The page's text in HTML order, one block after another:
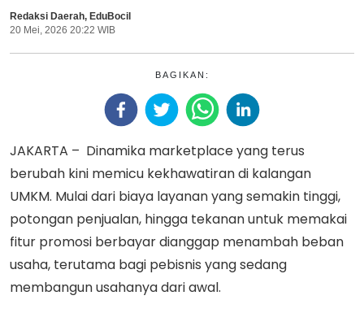
Redaksi Daerah, EduBocil
20 Mei, 2026 20:22 WIB
BAGIKAN:
JAKARTA – Dinamika marketplace yang terus
berubah kini memicu kekhawatiran di kalangan
UMKM. Mulai dari biaya layanan yang semakin tinggi,
potongan penjualan, hingga tekanan untuk memakai
fitur promosi berbayar dianggap menambah beban
usaha, terutama bagi pebisnis yang sedang
membangun usahanya dari awal.